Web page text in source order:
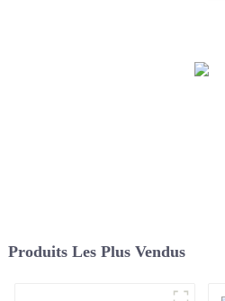
Produits Les Plus Vendus